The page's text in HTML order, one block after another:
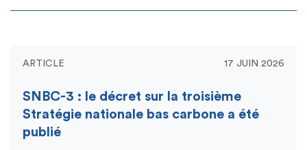
ARTICLE 17 JUIN 2026
SNBC-3 : le décret sur la troisième
Stratégie nationale bas carbone a été
publié